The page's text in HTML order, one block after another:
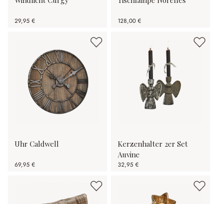
29,95 € 128,00 €
Uhr Caldwell
69,95 €
Kerzenhalter 2er Set
Auvine
32,95 €